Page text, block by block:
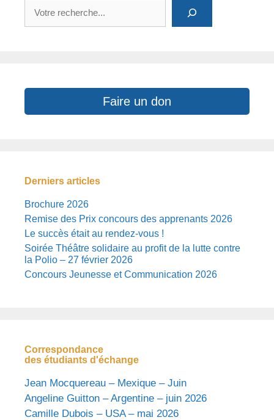
Faire un don
Derniers articles
Brochure 2026
Remise des Prix concours des apprenants 2026
Le succès était au rendez-vous !
Soirée Théâtre solidaire au profit de la lutte contre
la Polio – 27 février 2026
Concours Jeunesse et Communication 2026
Correspondance
des étudiants d'échange
Jean Mocquereau – Mexique – Juin
Angeline Guitton – Argentine – juin 2026
Camille Dubois – USA – mai 2026